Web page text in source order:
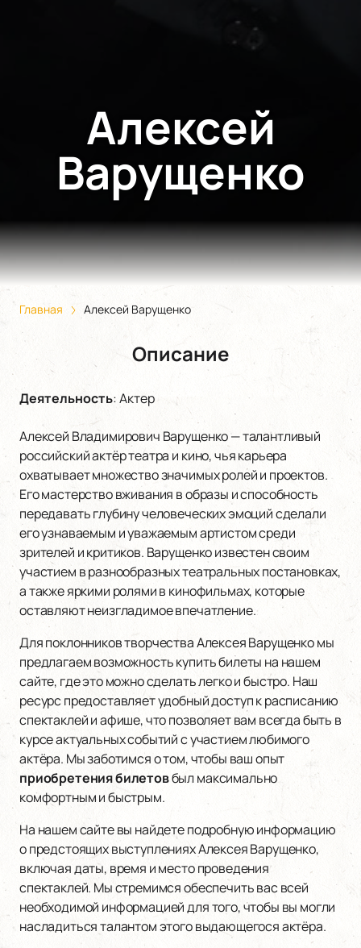
Алексей
Варущенко
Главная Алексей Варущенко
Описание
Деятельность:Актер
Алексей Владимирович Варущенко — талантливый
российский актёр театра и кино, чья карьера
охватывает множество значимых ролей и проектов.
Его мастерство вживания в образы и способность
передавать глубину человеческих эмоций сделали
его узнаваемым и уважаемым артистом среди
зрителей и критиков. Варущенко известен своим
участием в разнообразных театральных постановках,
а также яркими ролями в кинофильмах, которые
оставляют неизгладимое впечатление.
Для поклонников творчества Алексея Варущенко мы
предлагаем возможность купить билеты на нашем
сайте, где это можно сделать легко и быстро. Наш
ресурс предоставляет удобный доступ к расписанию
спектаклей и афише, что позволяет вам всегда быть в
курсе актуальных событий с участием любимого
актёра. Мы заботимся о том, чтобы ваш опыт
приобретения билетовбыл максимально
комфортным и быстрым.
На нашем сайте вы найдете подробную информацию
о предстоящих выступлениях Алексея Варущенко,
включая даты, время и место проведения
спектаклей. Мы стремимся обеспечить вас всей
необходимой информацией для того, чтобы вы могли
насладиться талантом этого выдающегося актёра.